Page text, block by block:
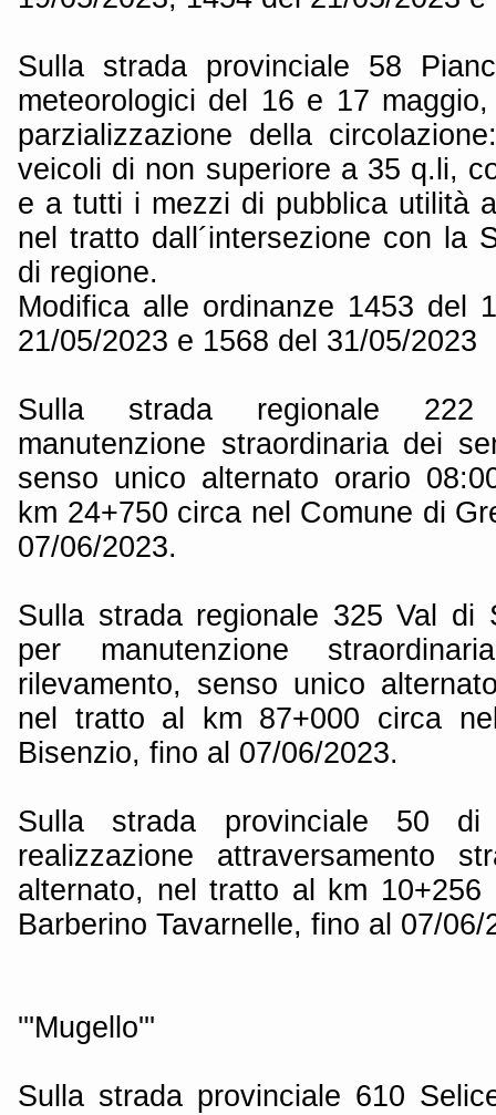
Sulla strada provinciale 58
meteorologici del 16 e 17
parzializzazione della
veicoli di non superiore a 35 q.li,
e a tutti i mezzi di pubblica utilità
nel tratto dall´intersezione con la
di regione.
Modifica alle ordinanze 1453 del
21/05/2023 e 1568 del 31/05/2023
Sulla strada regionale 222
manutenzione straordinaria dei
senso unico alternato orario
km 24+750 circa nel Comune di
07/06/2023.
Sulla strada regionale 325 Val di
per manutenzione
rilevamento, senso unico
nel tratto al km 87+000 circa
Bisenzio, fino al 07/06/2023.
Sulla strada provinciale 50
realizzazione attraversamento
alternato, nel tratto al km
Barberino Tavarnelle, fino al 07/06/
'''Mugello'''
Sulla strada provinciale 610